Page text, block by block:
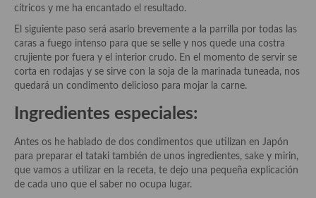
Airfryer recetas
Aderezos, salsas, vinagretas, especias, hierbas aromáticas o
aditivos
Especias, mezclas de especias
Hierbas aromáticas
Aceites
Mojos y pastas
cítricos y me ha encantado el resultado.
El siguiente paso será asarlo brevemente a la parrilla por todas las
caras a fuego intenso para que se selle y nos quede una costra
crujiente por fuera y el interior crudo. En el momento de servir se
corta en rodajas y se sirve con la soja de la marinada tuneada, nos
quedará un condimento delicioso para mojar la carne.
Ingredientes especiales:
Antes os he hablado de dos condimentos que utilizan en Japón
para preparar el tataki también de unos ingredientes, sake y mirin,
que vamos a utilizar en la receta, te dejo una pequeña explicación
de cada uno que el saber no ocupa lugar.